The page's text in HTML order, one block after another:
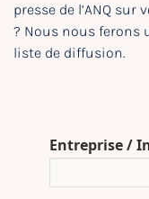
presse de l’ANQ
? Nous nous ferons
liste de diffusion.
Entreprise /